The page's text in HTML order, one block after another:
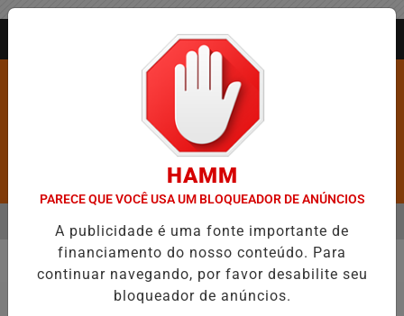
Pesquisar Notícia
EM JEQUIÉ E REFORÇA PROGRAMAÇÃO COM THALLES
EM ALTA
MENU
São João
HAMM
PARECE QUE VOCÊ USA UM BLOQUEADOR DE ANÚNCIOS
A publicidade é uma fonte importante de
financiamento do nosso conteúdo. Para
continuar navegando, por favor desabilite seu
bloqueador de anúncios.